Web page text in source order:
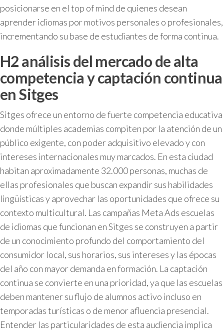
posicionarse en el top of mind de quienes desean
aprender idiomas por motivos personales o profesionales,
incrementando su base de estudiantes de forma continua.
H2 análisis del mercado de alta
competencia y captación continua
en Sitges
Sitges ofrece un entorno de fuerte competencia educativa
donde múltiples academias compiten por la atención de un
público exigente, con poder adquisitivo elevado y con
intereses internacionales muy marcados. En esta ciudad
habitan aproximadamente 32.000 personas, muchas de
ellas profesionales que buscan expandir sus habilidades
lingüísticas y aprovechar las oportunidades que ofrece su
contexto multicultural. Las campañas Meta Ads escuelas
de idiomas que funcionan en Sitges se construyen a partir
de un conocimiento profundo del comportamiento del
consumidor local, sus horarios, sus intereses y las épocas
del año con mayor demanda en formación. La captación
continua se convierte en una prioridad, ya que las escuelas
deben mantener su flujo de alumnos activo incluso en
temporadas turísticas o de menor afluencia presencial.
Entender las particularidades de esta audiencia implica